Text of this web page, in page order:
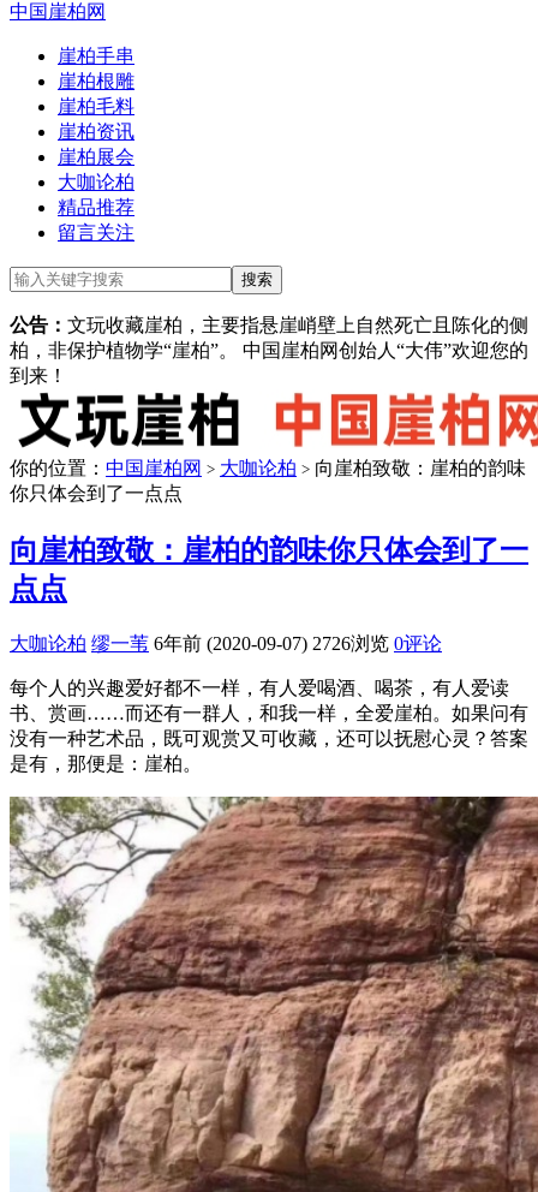
中国崖柏网
崖柏手串
崖柏根雕
崖柏毛料
崖柏资讯
崖柏展会
大咖论柏
精品推荐
留言关注
公告： 文玩收藏崖柏，主要指悬崖峭壁上自然死亡且陈化的侧
柏，非保护植物学“崖柏”。 中国崖柏网创始人“大伟”欢迎您的
到来！
你的位置： 中国崖柏网 > 大咖论柏 > 向崖柏致敬：崖柏的韵味
你只体会到了一点点
向崖柏致敬：崖柏的韵味你只体会到了一
点点
大咖论柏 缪一苇 6年前 (2020-09-07) 2726浏览 0评论
每个人的兴趣爱好都不一样，有人爱喝酒、喝茶，有人爱读
书、赏画……而还有一群人，和我一样，全爱崖柏。如果问有
没有一种艺术品，既可观赏又可收藏，还可以抚慰心灵？答案
是有，那便是：崖柏。